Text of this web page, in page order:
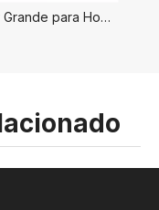
Bóxer Grande para Hombre